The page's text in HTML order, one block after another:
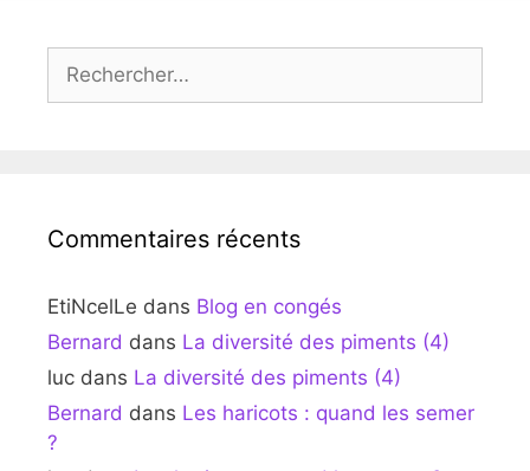
Commentaires récents
EtiNcelLe dans Blog en congés
Bernard dans La diversité des piments (4)
luc dans La diversité des piments (4)
Bernard dans Les haricots : quand les semer
?